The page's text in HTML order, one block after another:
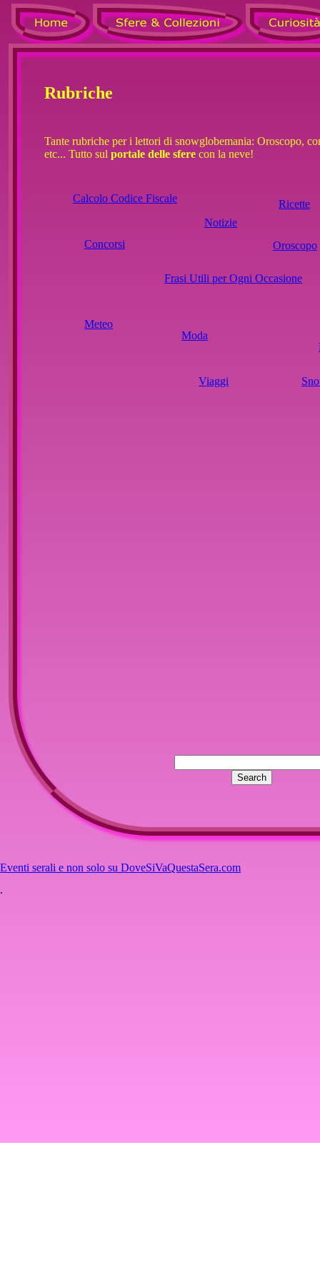
Rubriche
Tante rubriche per i lettori di snowglobemania: Oroscopo,
etc... Tutto sul portale delle sfere con la neve!
Calcolo Codice Fiscale
Ricette
Notizie
Concorsi
Oroscopo
Frasi Utili per Ogni Occasione
Meteo
Moda
Viaggi
Eventi serali e non solo su DoveSiVaQuestaSera.com
.